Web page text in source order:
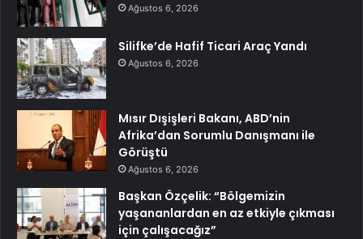
Ağustos 6, 2026
Silifke’de Hafif Ticari Araç Yandı
Ağustos 6, 2026
Mısır Dışişleri Bakanı, ABD’nin
Afrika’dan Sorumlu Danışmanı ile
Görüştü
Ağustos 6, 2026
Başkan Özçelik: “Bölgemizin
yaşananlardan en az etkiyle çıkması
için çalışacağız”